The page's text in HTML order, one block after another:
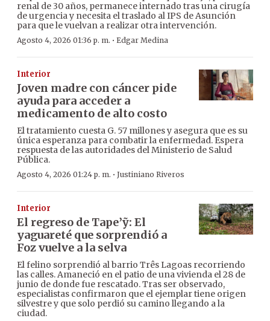
renal de 30 años, permanece internado tras una cirugía
de urgencia y necesita el traslado al IPS de Asunción
para que le vuelvan a realizar otra intervención.
Agosto 4, 2026 01:36 p. m. · Edgar Medina
Interior
Joven madre con cáncer pide
ayuda para acceder a
medicamento de alto costo
El tratamiento cuesta G. 57 millones y asegura que es su
única esperanza para combatir la enfermedad. Espera
respuesta de las autoridades del Ministerio de Salud
Pública.
Agosto 4, 2026 01:24 p. m. · Justiniano Riveros
Interior
El regreso de Tape’ỹ: El
yaguareté que sorprendió a
Foz vuelve a la selva
El felino sorprendió al barrio Três Lagoas recorriendo
las calles. Amaneció en el patio de una vivienda el 28 de
junio de donde fue rescatado. Tras ser observado,
especialistas confirmaron que el ejemplar tiene origen
silvestre y que solo perdió su camino llegando a la
ciudad.